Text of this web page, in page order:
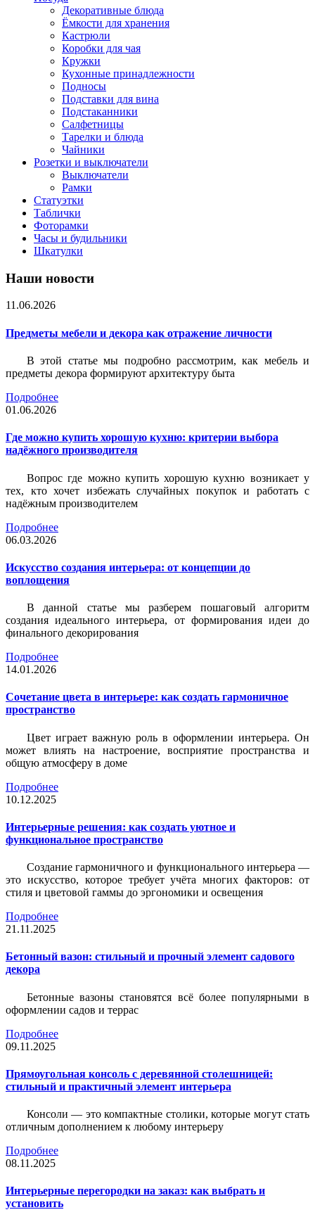
Декоративные блюда
Ёмкости для хранения
Кастрюли
Коробки для чая
Кружки
Кухонные принадлежности
Подносы
Подставки для вина
Подстаканники
Салфетницы
Тарелки и блюда
Чайники
Розетки и выключатели
Выключатели
Рамки
Статуэтки
Таблички
Фоторамки
Часы и будильники
Шкатулки
Наши новости
11.06.2026
Предметы мебели и декора как отражение личности
В этой статье мы подробно рассмотрим, как мебель и
предметы декора формируют архитектуру быта
Подробнее
01.06.2026
Где можно купить хорошую кухню: критерии выбора
надёжного производителя
Вопрос где можно купить хорошую кухню возникает у
тех, кто хочет избежать случайных покупок и работать с
надёжным производителем
Подробнее
06.03.2026
Искусство создания интерьера: от концепции до
воплощения
В данной статье мы разберем пошаговый алгоритм
создания идеального интерьера, от формирования идеи до
финального декорирования
Подробнее
14.01.2026
Сочетание цвета в интерьере: как создать гармоничное
пространство
Цвет играет важную роль в оформлении интерьера. Он
может влиять на настроение, восприятие пространства и
общую атмосферу в доме
Подробнее
10.12.2025
Интерьерные решения: как создать уютное и
функциональное пространство
Создание гармоничного и функционального интерьера —
это искусство, которое требует учёта многих факторов: от
стиля и цветовой гаммы до эргономики и освещения
Подробнее
21.11.2025
Бетонный вазон: стильный и прочный элемент садового
декора
Бетонные вазоны становятся всё более популярными в
оформлении садов и террас
Подробнее
09.11.2025
Прямоугольная консоль с деревянной столешницей:
стильный и практичный элемент интерьера
Консоли — это компактные столики, которые могут стать
отличным дополнением к любому интерьеру
Подробнее
08.11.2025
Интерьерные перегородки на заказ: как выбрать и
установить